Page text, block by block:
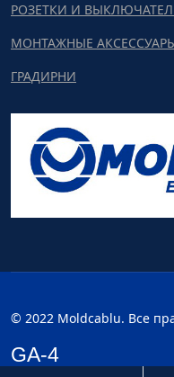
РОЗЕТКИ И
МОНТАЖНЫЕ
ГРАДИРНИ
© 2022 Moldcablu. Все
GA-4